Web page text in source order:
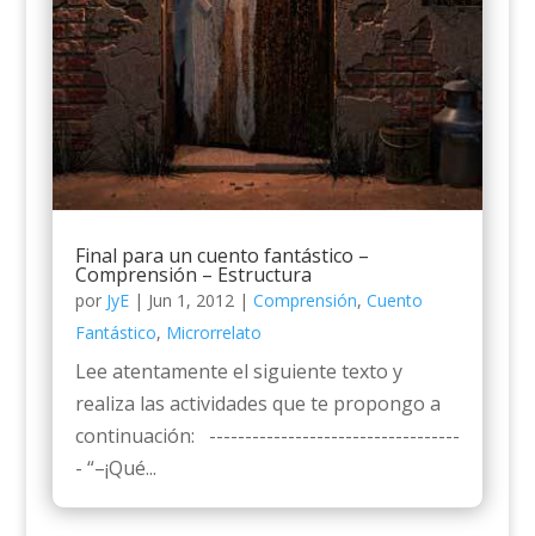
Final para un cuento fantástico –
Comprensión – Estructura
por JyE| Jun 1, 2012| Comprensión, Cuento
Fantástico, Microrrelato
Lee atentamente el siguiente texto y
realiza las actividades que te propongo a
continuación: -----------------------------------
- “–¡Qué...